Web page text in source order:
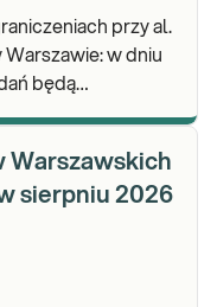
przy al.
w dniu
będą
Warszawskich
sierpniu 2026